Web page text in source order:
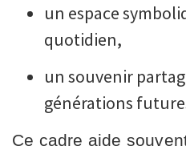
un espace
quotidien,
un souvenir
générations
Ce cadre aide